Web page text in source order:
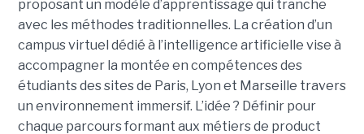
proposant un modèle d’apprentissage qui tranche
avec les méthodes traditionnelles. La création d’un
campus virtuel dédié à l’intelligence artificielle vise à
accompagner la montée en compétences des
étudiants des sites de Paris, Lyon et Marseille travers
un environnement immersif. L’idée ? Définir pour
chaque parcours formant aux métiers de product